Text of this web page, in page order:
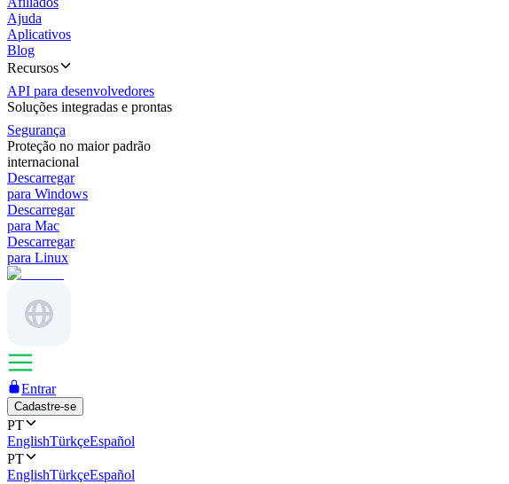
Ajuda
Aplicativos
Blog
Recursos
API para desenvolvedores
Soluções integradas e prontas
Segurança
Proteção no maior padrão
internacional
Descarregar
para Windows
Descarregar
para Mac
Descarregar
para Linux
Entrar
Cadastre-se
PT
EnglishTürkçeEspañol
PT
EnglishTürkçeEspañol